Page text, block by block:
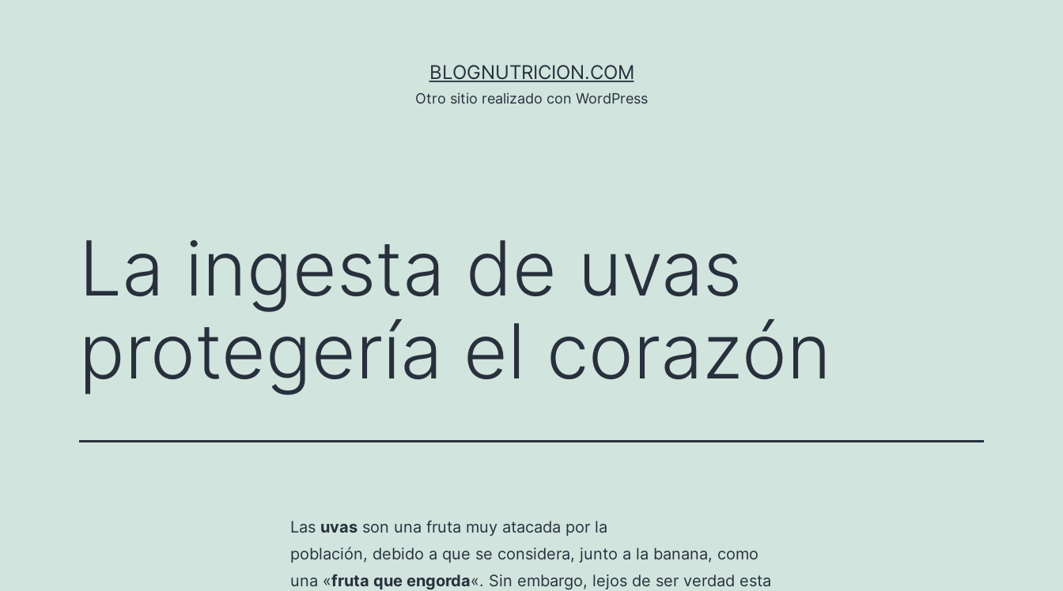
BLOGNUTRICION.COM
Otro sitio realizado con WordPress
La ingesta de uvas
protegería el corazón
Las uvas son una fruta muy atacada por la
población, debido a que se considera, junto a la banana, como
una «fruta que engorda«. Sin embargo, lejos de ser verdad esta